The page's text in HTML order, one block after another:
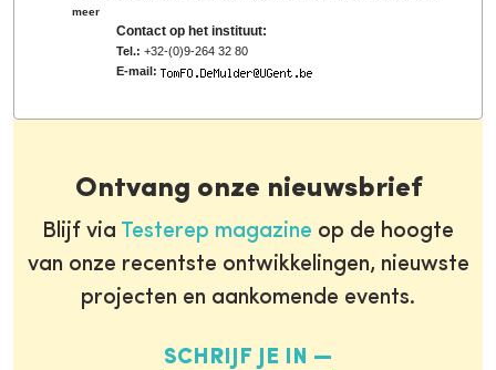
meer
Contact op het instituut:
Tel.: +32-(0)9-264 32 80
E-mail:
Ontvang onze nieuwsbrief
Blijf via Testerep magazine op de hoogte
van onze recentste ontwikkelingen, nieuwste
projecten en aankomende events.
SCHRIJF JE IN